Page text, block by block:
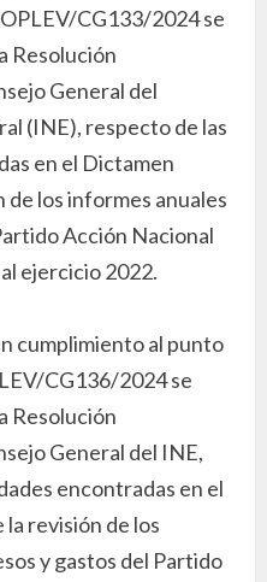
CG133/2024 se
Resolución
General del
(INE), respecto de las
en el Dictamen
de los informes anuales
Acción Nacional
ejercicio 2022.
cumplimiento al punto
CG136/2024 se
Resolución
General del INE,
encontradas en el
revisión de los
y gastos del Partido